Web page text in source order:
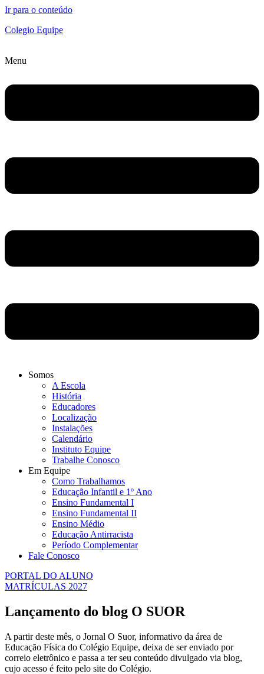
Ir para o conteúdo
Colegio Equipe
Menu
Somos
A Escola
História
Educadores
Localização
Instalações
Calendário
Instituto Equipe
Trabalhe Conosco
Em Equipe
Como Trabalhamos
Educação Infantil e 1º Ano
Ensino Fundamental I
Ensino Fundamental II
Ensino Médio
Educação Antirracista
Período Complementar
Fale Conosco
PORTAL DO ALUNO
MATRÍCULAS 2027
Lançamento do blog O SUOR
A partir deste mês, o Jornal O Suor, informativo da área de
Educação Física do Colégio Equipe, deixa de ser enviado por
correio eletrônico e passa a ter seu conteúdo divulgado via blog,
cujo acesso é feito pelo site do Colégio.